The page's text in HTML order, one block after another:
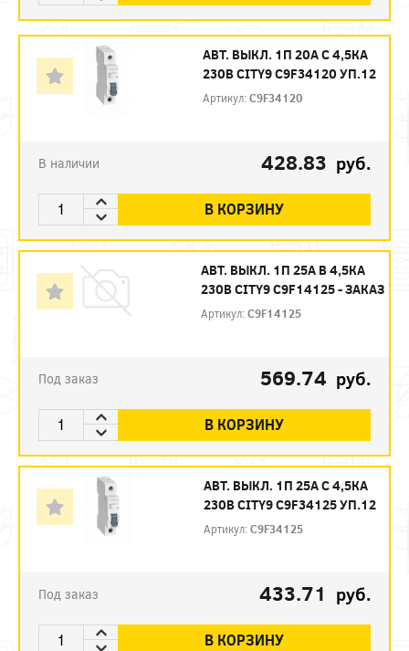
АВТ. ВЫКЛ. 1П 20А С 4,5КА
230В CITY9 C9F34120 УП.12
Артикул:C9F34120
В наличии 428.83 руб.
В КОРЗИНУ
АВТ. ВЫКЛ. 1П 25А B 4,5КА
230В CITY9 C9F14125 - ЗАКАЗ
Артикул:C9F14125
Под заказ 569.74 руб.
В КОРЗИНУ
АВТ. ВЫКЛ. 1П 25А С 4,5КА
230В CITY9 C9F34125 УП.12
Артикул:C9F34125
Под заказ 433.71 руб.
В КОРЗИНУ